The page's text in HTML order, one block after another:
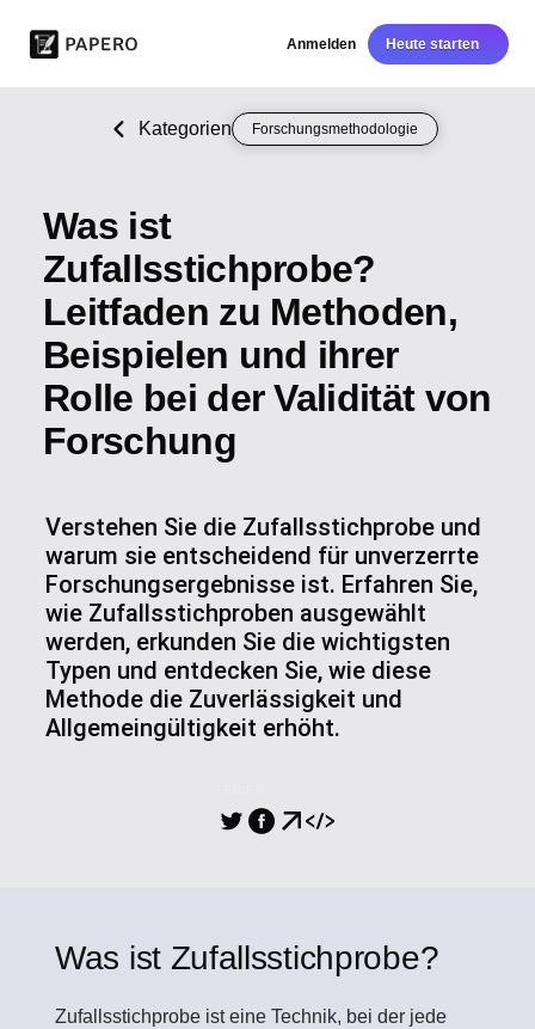
Anmelden Heute starten
Kategorien Forschungsmethodologie
Was ist
Zufallsstichprobe?
Leitfaden zu Methoden,
Beispielen und ihrer
Rolle bei der Validität von
Forschung
Verstehen Sie die Zufallsstichprobe und
warum sie entscheidend für unverzerrte
Forschungsergebnisse ist. Erfahren Sie,
wie Zufallsstichproben ausgewählt
werden, erkunden Sie die wichtigsten
Typen und entdecken Sie, wie diese
Methode die Zuverlässigkeit und
Allgemeingültigkeit erhöht.
Was ist Zufallsstichprobe?
Zufallsstichprobe ist eine Technik, bei der jede